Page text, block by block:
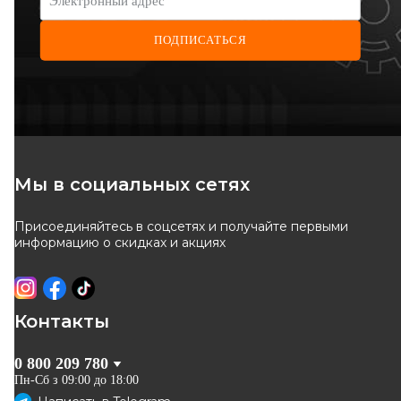
Renault Trafic 01- (35x68x48)
774 грн
КУПИТЬ
задний(комплект)Trafic01-
1 037
КУПИТЬ
-10 %
ПОДПИСАТЬСЯ
Мы в социальных сетях
Присоединяйтесь в соцсетях и получайте первыми
информацию о скидках и акциях
Контакты
0 800 209 780
Пн-Сб з 09:00 до 18:00